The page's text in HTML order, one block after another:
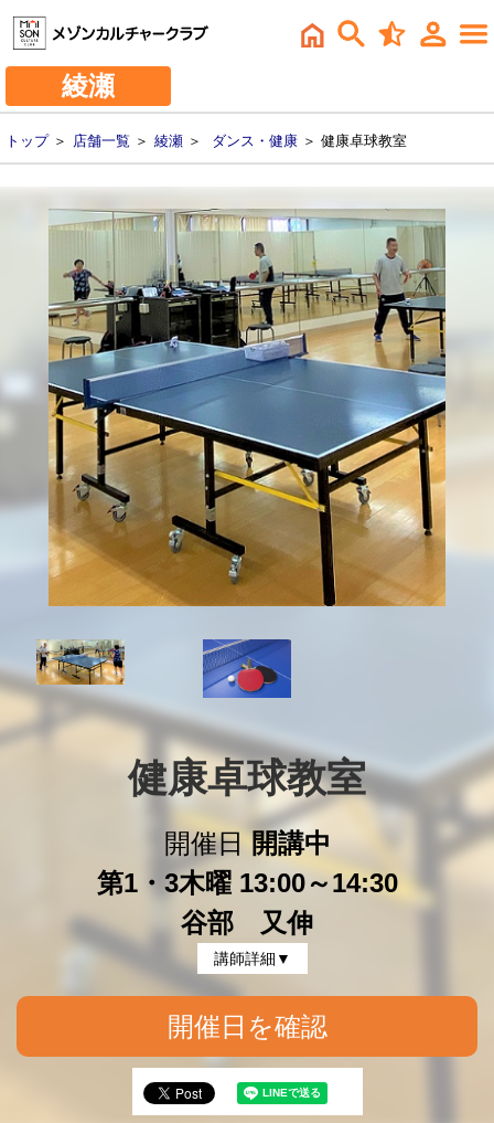
綾瀬
トップ＞ 店舗一覧 ＞ 綾瀬 ＞ ダンス・健康 ＞ 健康卓球教室
健康卓球教室
開催日
開講中
第1・3木曜 13:00～14:30
谷部 又伸
講師詳細▼
開催日を確認